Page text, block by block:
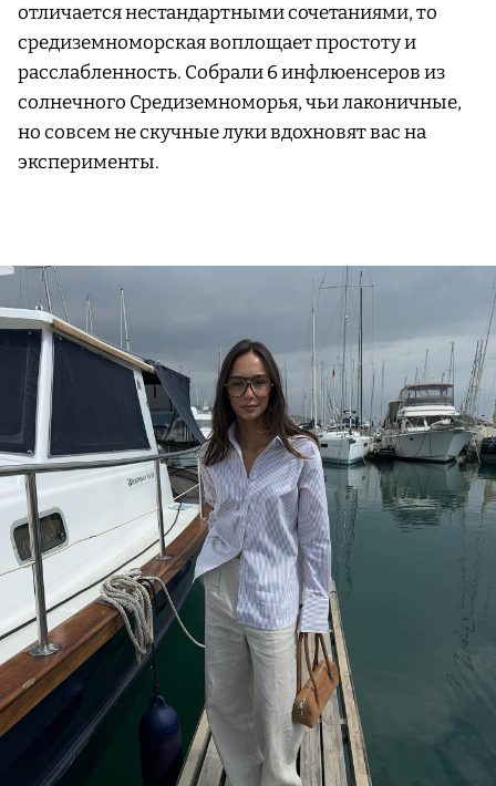
отличается нестандартными сочетаниями, то
средиземноморская воплощает простоту и
расслабленность. Собрали 6 инфлюенсеров из
солнечного Средиземноморья, чьи лаконичные,
но совсем не скучные луки вдохновят вас на
эксперименты.